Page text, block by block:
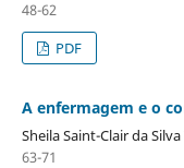
48-62
PDF
A enfermagem e o
Sheila Saint-Clair da
63-71